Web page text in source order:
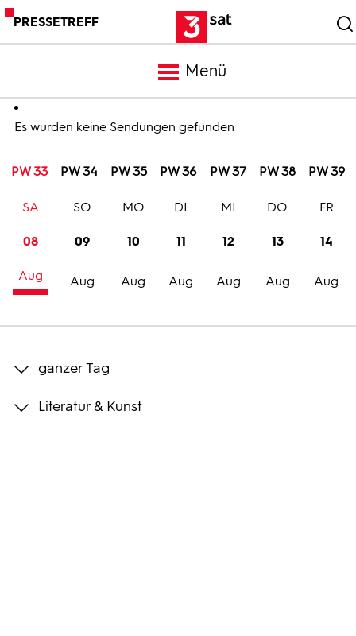
PRESSETREFF
Menü
Meldungen
Programm
Trailer
Bilder
Es wurden keine Sendungen gefunden
PW 33 PW 34 PW 35 PW 36 PW 37 PW 38 PW 39
08
Aug
SA
09
Aug
SO
10
Aug
MO
11
Aug
DI
12
Aug
MI
13
Aug
DO
14
Aug
FR
ganzer Tag
Literatur & Kunst